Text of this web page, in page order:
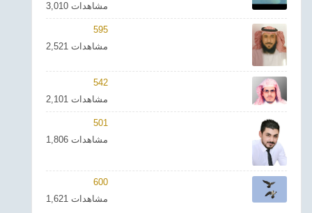
اناشيد
ادعية
احدث الفيديوهات
ترفيهي
Asian
Foreign
3,010 مشاهدات
595
2,521 مشاهدات
542
2,101 مشاهدات
501
1,806 مشاهدات
600
1,621 مشاهدات